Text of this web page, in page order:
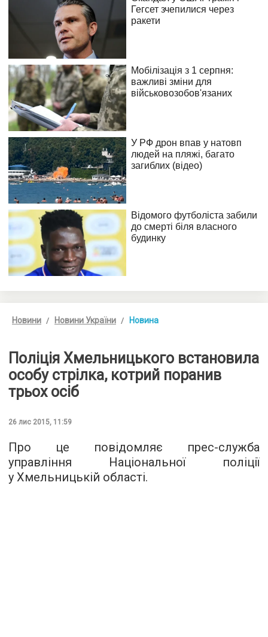
Новини Новини України Новина
Поліція Хмельницького встановила
особу стрілка, котрий поранив
трьох осіб
26 лис 2015, 11:59
Про це повідомляє прес-служба
управління Національної поліції
у Хмельницькій області.